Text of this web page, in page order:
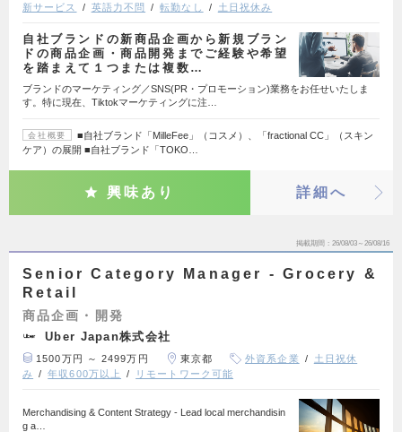
新サービス
英語力不問 転勤なし 土日祝休み
自社ブランドの新商品企画から新規ブラン
ドの商品企画・商品開発までご経験や希望
を踏まえて１つまたは複数…
ブランドのマーケティング／SNS(PR・プロモーション)業務をお任せいたしま
す。特に現在、Tiktokマーケティングに注…
会社概要
■自社ブランド「MilleFee」（コスメ）、「fractional CC」（スキン
ケア）の展開 ■自社ブランド「TOKO…
興味あり 詳細へ
掲載期間 26/08/03～26/08/16
Senior Category Manager - Grocery &
Retail
商品企画・開発
Uber Japan株式会社
1500万円 ～ 2499万円 東京都 外資系企業
土日祝休
み
年収600万以上 リモートワーク可能
Merchandising & Content Strategy - Lead local merchandisin
g a…